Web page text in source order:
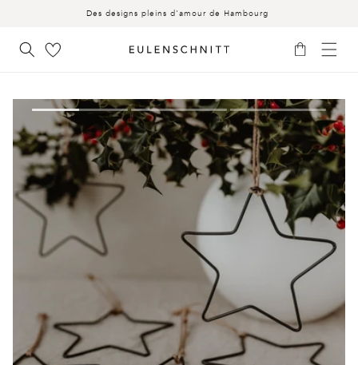
Des designs pleins d'amour de Hambourg